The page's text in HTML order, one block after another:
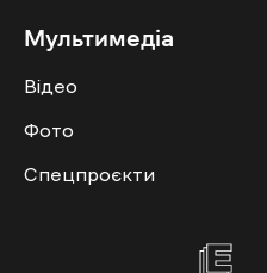
Мультимедіа
Відео
Фото
Спецпроєкти